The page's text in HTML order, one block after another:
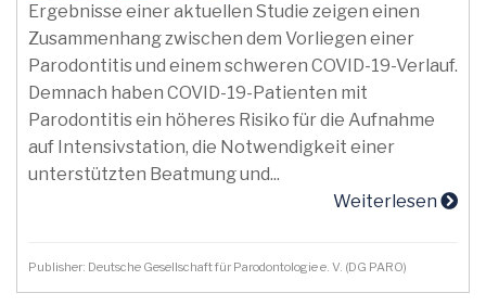
Ergebnisse einer aktuellen Studie zeigen einen
Zusammenhang zwischen dem Vorliegen einer
Parodontitis und einem schweren COVID-19-Verlauf.
Demnach haben COVID-19-Patienten mit
Parodontitis ein höheres Risiko für die Aufnahme
auf Intensivstation, die Notwendigkeit einer
unterstützten Beatmung und...
Weiterlesen
Publisher: Deutsche Gesellschaft für Parodontologie e. V. (DG PARO)